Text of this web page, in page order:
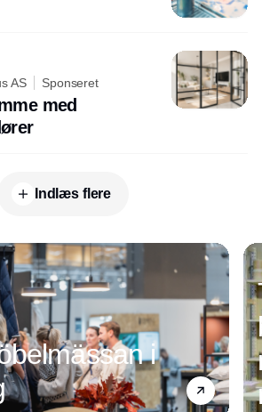
AS Sponseret
med
Indlæs flere
i